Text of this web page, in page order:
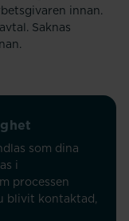
innan.
Saknas
som dina
i
processen
blivit kontaktad,